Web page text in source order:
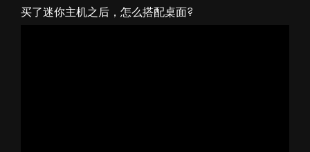
买了迷你主机之后，怎么搭配桌面?